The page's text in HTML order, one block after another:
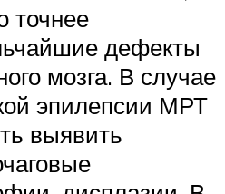
точнее
дефекты
мозга. В случае
эпилепсии МРТ
выявить